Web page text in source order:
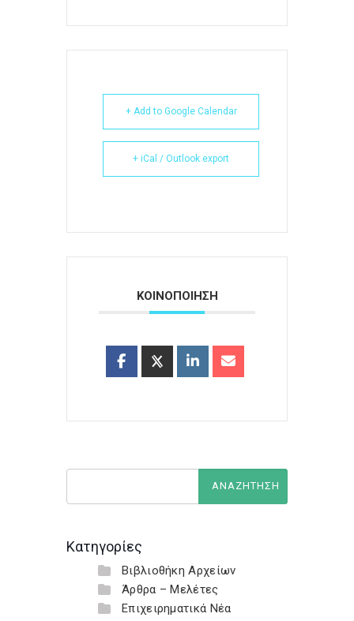
+ Add to Google Calendar
+ iCal / Outlook export
ΚΟΙΝΟΠΟΙΗΣΗ
Κατηγορίες
Βιβλιοθήκη Αρχείων
Άρθρα – Μελέτες
Επιχειρηματικά Νέα